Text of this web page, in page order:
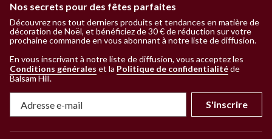
Nos secrets pour des fêtes parfaites
Découvrez nos tout derniers produits et tendances en matière de
décoration de Noël, et bénéficiez de 30 € de réduction sur votre
prochaine commande en vous abonnant à notre liste de diffusion.
En vous inscrivant à notre liste de diffusion, vous acceptez les
Conditions générales et la Politique de confidentialitéde
Balsam Hill.
S'inscrire